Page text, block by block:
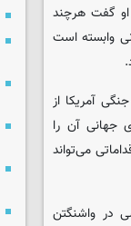
او گفت هرچند
وابسته است
آمریکا از
جهانی آن را
می‌تواند
در واشنگتن